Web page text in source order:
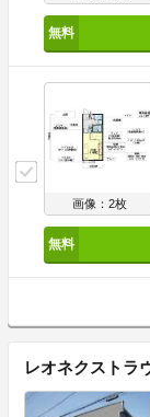
画像：2枚
レオネクストラ